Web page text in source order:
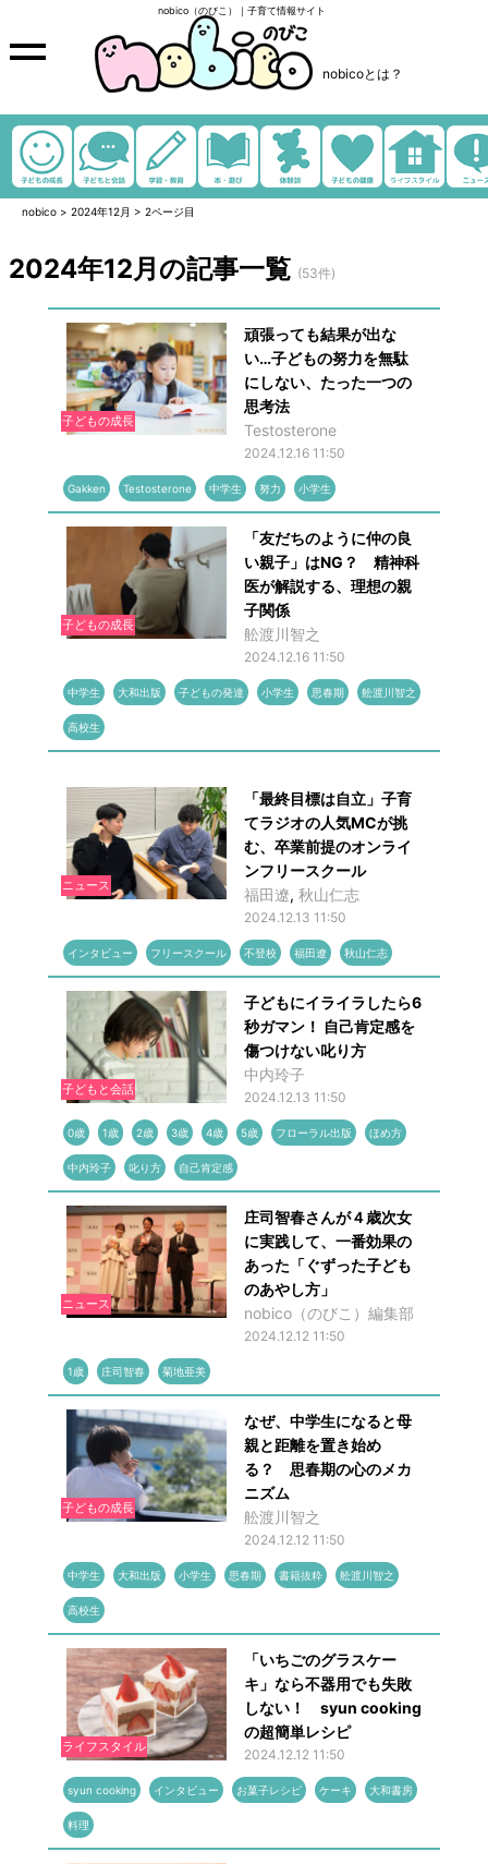
nobico（のびこ）｜子育て情報サイト
nobicoとは？
nobico > 2024年12月 > 2ページ目
2024年12月の記事一覧 (53件)
子どもの成長
頑張っても結果が出な
い…子どもの努力を無駄
にしない、たった一つの
思考法
Testosterone
2024.12.16 11:50
Gakken Testosterone 中学生 努力 小学生
子どもの成長
「友だちのように仲の良
い親子」はNG？ 精神科
医が解説する、理想の親
子関係
舩渡川智之
2024.12.16 11:50
中学生 大和出版 子どもの発達 小学生 思春期 舩渡川智之
高校生
ニュース
「最終目標は自立」子育
てラジオの人気MCが挑
む、卒業前提のオンライ
ンフリースクール
福田遼, 秋山仁志
2024.12.13 11:50
インタビュー フリースクール 不登校 福田遼 秋山仁志
子どもと会話
子どもにイライラしたら6
秒ガマン！ 自己肯定感を
傷つけない叱り方
中内玲子
2024.12.13 11:50
0歳 1歳 2歳 3歳 4歳 5歳 フローラル出版 ほめ方
中内玲子 叱り方 自己肯定感
ニュース
庄司智春さんが４歳次女
に実践して、一番効果の
あった「ぐずった子ども
のあやし方」
nobico（のびこ）編集部
2024.12.12 11:50
1歳 庄司智春 菊地亜美
子どもの成長
なぜ、中学生になると母
親と距離を置き始め
る？ 思春期の心のメカ
ニズム
舩渡川智之
2024.12.12 11:50
中学生 大和出版 小学生 思春期 書籍抜粋 舩渡川智之
高校生
ライフスタイル
「いちごのグラスケー
キ」なら不器用でも失敗
しない！ syun cooking
の超簡単レシピ
2024.12.12 11:50
syun cooking インタビュー お菓子レシピ ケーキ 大和書房
料理